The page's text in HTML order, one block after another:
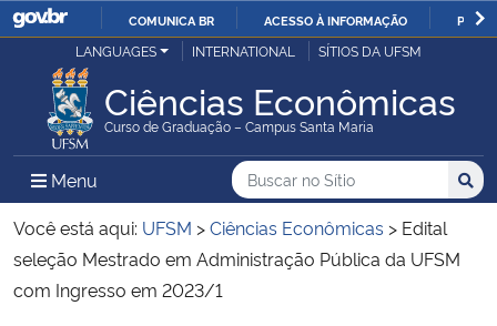
IR
O
COMUNICA BR ACESSO À INFORMAÇÃO
Ministério da Justiça e Segurança Pública
Ministério da Defesa
Ministério das Relações Exteriores
Ministério da Economia
LANGUAGES INTERNATIONAL SÍTIOS DA UFSM
Ciências Econômicas
Curso de Graduação – Campus Santa Maria
Menu Menu Principal do Sítio
Busca
Buscar no no Sítio
Busca:
Você está aqui: UFSM >Ciências Econômicas > Edital
seleção Mestrado em Administração Pública da UFSM
com Ingresso em 2023/1